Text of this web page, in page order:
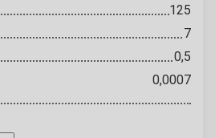
125
7
0,5
0,0007